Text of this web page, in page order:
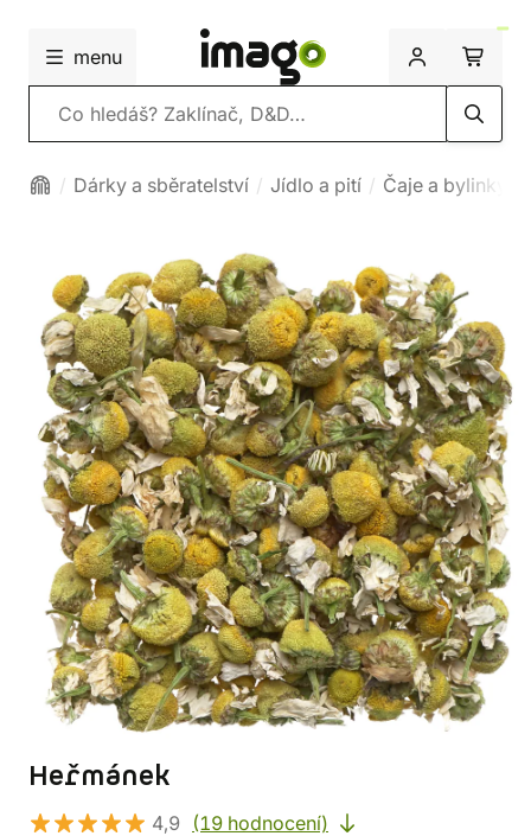
menu
Vyhledávání
Dárky a sběratelství Jídlo a pití Čaje a bylinky
Heřmánek
4,9 (19 hodnocení)